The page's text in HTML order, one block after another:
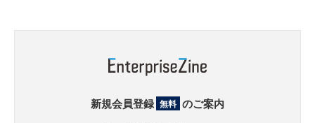
新規会員登録 無料 のご案内